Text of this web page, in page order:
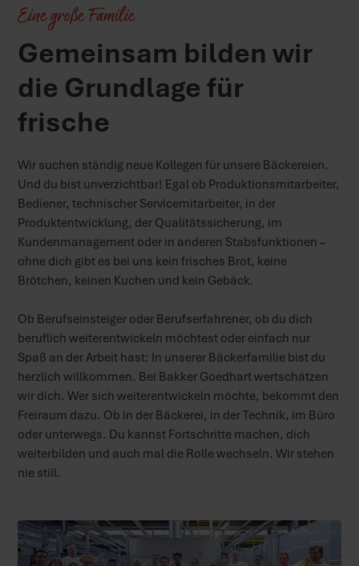
Eine große Familie
Gemeinsam bilden wir
die Grundlage für
frische
Wir suchen ständig neue Kollegen für unsere Bäckereien.
Und du bist unverzichtbar! Egal ob Produktionsmitarbeiter,
Bediener, technischer Servicemitarbeiter, in der
Produktentwicklung, der Qualitätssicherung, im
Kundenmanagement oder in anderen Stabsfunktionen –
ohne dich gibt es bei uns kein frisches Brot, keine
Brötchen, keinen Kuchen und kein Gebäck.
Ob Berufseinsteiger oder Berufserfahrener, ob du dich
beruflich weiterentwickeln möchtest oder einfach nur
Spaß an der Arbeit hast: In unserer Bäckerfamilie bist du
herzlich willkommen. Bei Bakker Goedhart wertschätzen
wir dich. Wer sich weiterentwickeln möchte, bekommt den
Freiraum dazu. Ob in der Bäckerei, in der Technik, im Büro
oder unterwegs. Du kannst Fortschritte machen, dich
weiterbilden und auch mal die Rolle wechseln. Wir stehen
nie still.